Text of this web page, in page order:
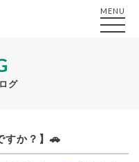
MENU
グ
すか？】🚗